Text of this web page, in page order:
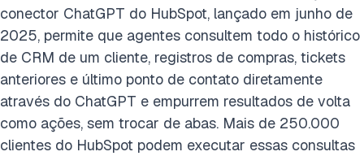
conector ChatGPT do HubSpot, lançado em junho de
2025, permite que agentes consultem todo o histórico
de CRM de um cliente, registros de compras, tickets
anteriores e último ponto de contato diretamente
através do ChatGPT e empurrem resultados de volta
como ações, sem trocar de abas. Mais de 250.000
clientes do HubSpot podem executar essas consultas